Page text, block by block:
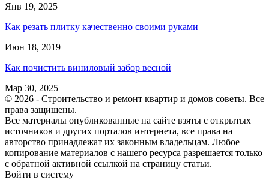
Янв 19, 2025
Как резать плитку качественно своими руками
Июн 18, 2019
Как почистить виниловый забор весной
Мар 30, 2025
© 2026 - Строительство и ремонт квартир и домов советы. Все
права защищены.
Все материалы опубликованные на сайте взяты с открытых
источников и других порталов интернета, все права на
авторство принадлежат их законным владельцам. Любое
копирование материалов с нашего ресурса разрешается только
с обратной активной ссылкой на страницу статьи.
Войти в систему